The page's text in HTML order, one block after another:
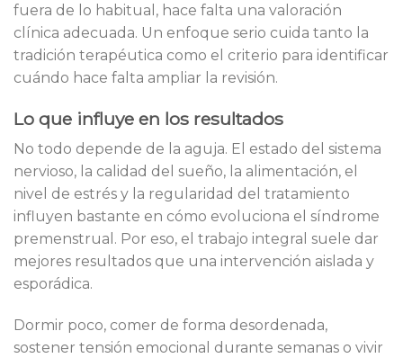
fuera de lo habitual, hace falta una valoración
clínica adecuada. Un enfoque serio cuida tanto la
tradición terapéutica como el criterio para identificar
cuándo hace falta ampliar la revisión.
Lo que influye en los resultados
No todo depende de la aguja. El estado del sistema
nervioso, la calidad del sueño, la alimentación, el
nivel de estrés y la regularidad del tratamiento
influyen bastante en cómo evoluciona el síndrome
premenstrual. Por eso, el trabajo integral suele dar
mejores resultados que una intervención aislada y
esporádica.
Dormir poco, comer de forma desordenada,
sostener tensión emocional durante semanas o vivir